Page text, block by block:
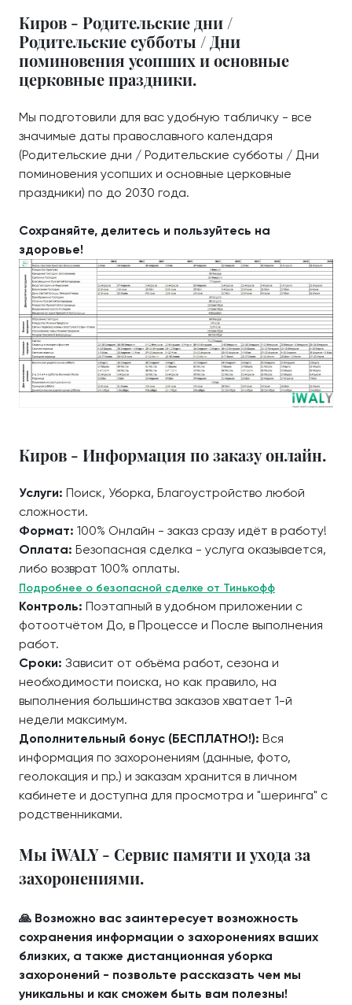
Киров - Родительские дни /
Родительские субботы / Дни
поминовения усопших и основные
церковные праздники.
Мы подготовили для вас удобную табличку - все
значимые даты православного календаря
(Родительские дни / Родительские субботы / Дни
поминовения усопших и основные церковные
праздники) по до 2030 года.
Сохраняйте, делитесь и пользуйтесь на
здоровье!
Киров - Информация по заказу онлайн.
Услуги: Поиск, Уборка, Благоустройство любой
сложности.
Формат: 100% Онлайн - заказ сразу идёт в работу!
Оплата: Безопасная сделка - услуга оказывается,
либо возврат 100% оплаты.
Подробнее о безопасной сделке от Тинькофф
Контроль: Поэтапный в удобном приложении с
фотоотчётом До, в Процессе и После выполнения
работ.
Сроки: Зависит от объёма работ, сезона и
необходимости поиска, но как правило, на
выполнения большинства заказов хватает 1-й
недели максимум.
Дополнительный бонус (БЕСПЛАТНО!): Вся
информация по захоронениям (данные, фото,
геолокация и пр.) и заказам хранится в личном
кабинете и доступна для просмотра и "шеринга" с
родственниками.
Мы iWALY - Сервис памяти и ухода за
захоронениями.
🙏 Возможно вас заинтересует возможность
сохранения информации о захоронениях ваших
близких, а также дистанционная уборка
захоронений - позвольте рассказать чем мы
уникальны и как сможем быть вам полезны!